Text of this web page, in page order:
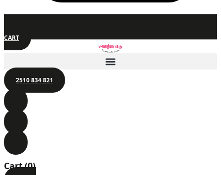
CART
2510 834 821
Cart(0)